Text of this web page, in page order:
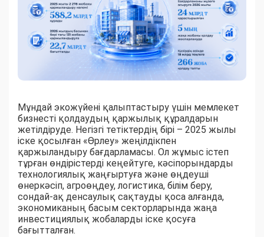
Мұндай экожүйені қалыптастыру үшін мемлекет
бизнесті қолдаудың қаржылық құралдарын
жетілдіруде. Негізгі тетіктердің бірі – 2025 жылы
іске қосылған «Өрлеу» жеңілдікпен
қаржыландыру бағдарламасы. Ол жұмыс істеп
тұрған өндірістерді кеңейтуге, кәсіпорындарды
технологиялық жаңғыртуға және өңдеуші
өнеркәсіп, агроөңдеу, логистика, білім беру,
сондай-ақ денсаулық сақтауды қоса алғанда,
экономиканың басым секторларында жаңа
инвестициялық жобаларды іске қосуға
бағытталған.